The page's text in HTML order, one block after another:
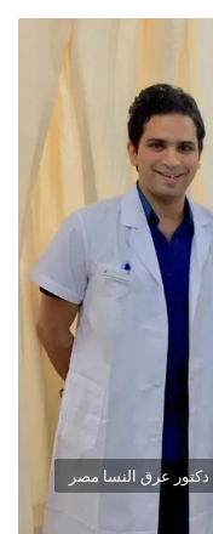
دكتور عرق النسا مصر